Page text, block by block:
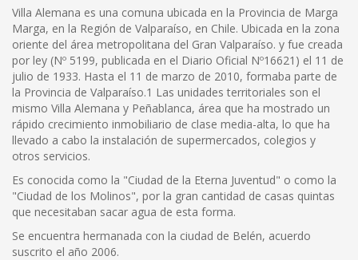
Villa Alemana es una comuna ubicada en la Provincia de Marga
Marga, en la Región de Valparaíso, en Chile. Ubicada en la zona
oriente del área metropolitana del Gran Valparaíso. y fue creada
por ley (Nº 5199, publicada en el Diario Oficial Nº16621) el 11 de
julio de 1933. Hasta el 11 de marzo de 2010, formaba parte de
la Provincia de Valparaíso.1 Las unidades territoriales son el
mismo Villa Alemana y Peñablanca, área que ha mostrado un
rápido crecimiento inmobiliario de clase media-alta, lo que ha
llevado a cabo la instalación de supermercados, colegios y
otros servicios.
Es conocida como la "Ciudad de la Eterna Juventud" o como la
"Ciudad de los Molinos", por la gran cantidad de casas quintas
que necesitaban sacar agua de esta forma.
Se encuentra hermanada con la ciudad de Belén, acuerdo
suscrito el año 2006.